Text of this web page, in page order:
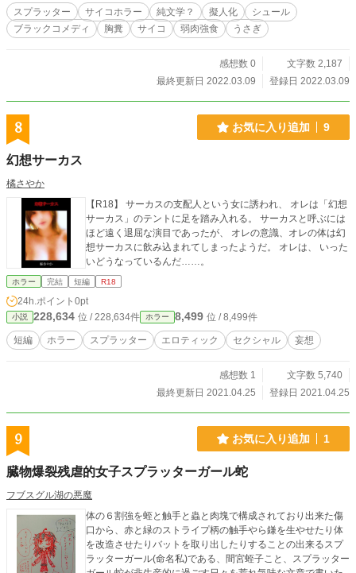
スプラッター サイコホラー 純文学？ 擬人化
シュール
ブラックコメディ
胸糞 サイコ 弱肉強食 うさぎ
感想数 0
文字数 2,187
最終更新日 2022.03.09
登録日 2022.03.09
8 お気に入り追加 9
幻想サーカス
橘さやか
【R18】 サーカスの支配人という女に誘われ、 オレは「幻想
サーカス」のテントに足を踏み入れる。 サーカスと呼ぶには
ほど遠く退屈な演目であったが、 オレの意識、オレの体は幻
想サーカスに飲み込まれてしまったようだ。 オレは、 いった
いどうなっているんだ……。
ホラー 完結 短編 R18
24h.ポイント 0pt
小説 228,634 位 / 228,634件 ホラー 8,499 位 / 8,499件
短編 ホラー スプラッター エロティック セクシャル 妄想
感想数 1
文字数 5,740
最終更新日 2021.04.25
登録日 2021.04.25
9 お気に入り追加 1
臓物爆裂残虐的女子スプラッターガール蛇
フブスグル湖の悪魔
体の６割強を蛭と触手と蟲と肉塊で構成されており出来た傷
口から、赤と緑のストライプ柄の触手やら鎌を生やせたり体
を改造させたりバットを取り出したりすることの出来るスプ
ラッターガール(命名私)である、間宮蛭子こと、スプラッター